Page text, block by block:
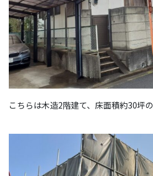
こちらは木造2階建て、床面積約30坪